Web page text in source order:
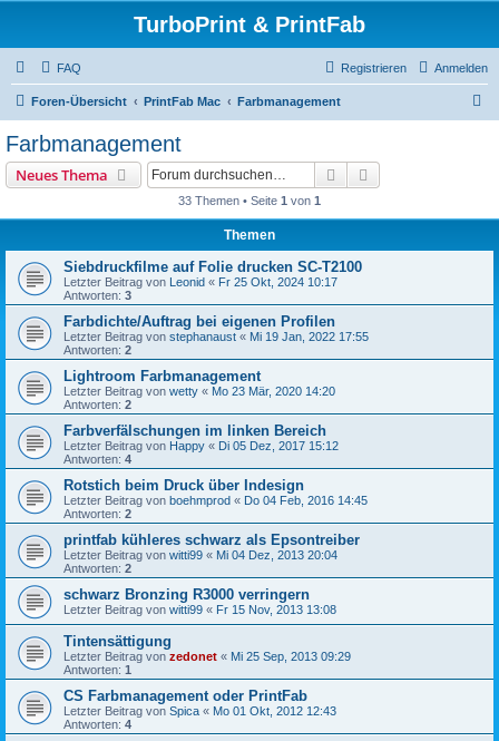
TurboPrint & PrintFab
FAQ Anmelden
Registrieren
Foren-Übersicht PrintFab Mac Farbmanagement
Farbmanagement
Neues Thema Suche
33 Themen • Seite 1 von 1
Themen
Siebdruckfilme auf Folie drucken SC-T2100
Letzter Beitrag von Leonid « Fr 25 Okt, 2024 10:17
Antworten: 3
Farbdichte/Auftrag bei eigenen Profilen
Letzter Beitrag von stephanaust « Mi 19 Jan, 2022 17:55
Antworten: 2
Lightroom Farbmanagement
Letzter Beitrag von wetty « Mo 23 Mär, 2020 14:20
Antworten: 2
Farbverfälschungen im linken Bereich
Letzter Beitrag von Happy « Di 05 Dez, 2017 15:12
Antworten: 4
Rotstich beim Druck über Indesign
Letzter Beitrag von boehmprod « Do 04 Feb, 2016 14:45
Antworten: 2
printfab kühleres schwarz als Epsontreiber
Letzter Beitrag von witti99 « Mi 04 Dez, 2013 20:04
Antworten: 2
schwarz Bronzing R3000 verringern
Letzter Beitrag von witti99 « Fr 15 Nov, 2013 13:08
Tintensättigung
Letzter Beitrag von zedonet « Mi 25 Sep, 2013 09:29
Antworten: 1
CS Farbmanagement oder PrintFab
Letzter Beitrag von Spica « Mo 01 Okt, 2012 12:43
Antworten: 4